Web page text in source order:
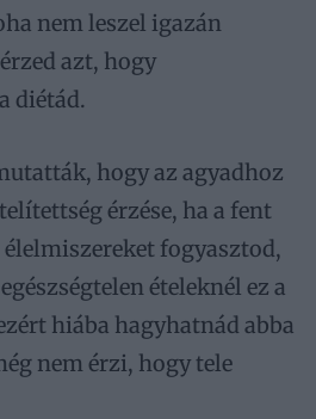
nem leszel igazán
azt, hogy
diétád.
hogy az agyadhoz
érzése, ha a fent
fogyasztod,
ételeknél ez a
hiába hagyhatnád abba
nem érzi, hogy tele